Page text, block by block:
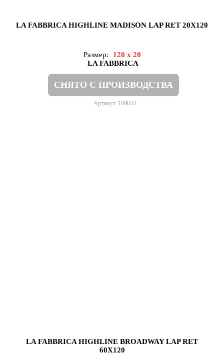
LA FABBRICA HIGHLINE MADISON LAP RET 20X120
Размер:
120 x 20
LA FABBRICA
СНЯТО С ПРОИЗВОДСТВА
Артикул: 109033
LA FABBRICA HIGHLINE BROADWAY LAP RET
60X120